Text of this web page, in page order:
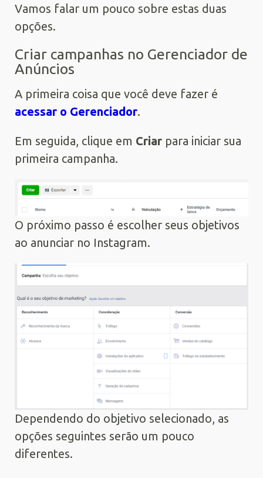
Vamos falar um pouco sobre estas duas
opções.
Criar campanhas no Gerenciador de
Anúncios
A primeira coisa que você deve fazer é
acessar o Gerenciador.
Em seguida, clique em Criar para iniciar sua
primeira campanha.
O próximo passo é escolher seus objetivos
ao anunciar no Instagram.
Dependendo do objetivo selecionado, as
opções seguintes serão um pouco
diferentes.